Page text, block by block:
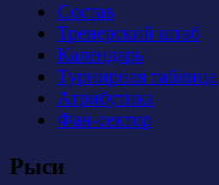
Состав
Тренерский штаб
Календарь
Турнирная таблица
Атрибутика
Фан-сектор
Рыси